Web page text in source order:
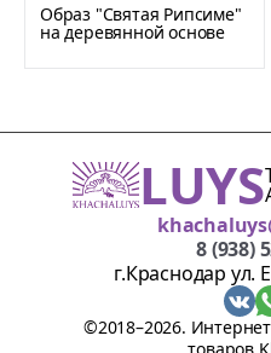
Образ "Святая Рипсиме"
на деревянной основе
LUYS
8 (938)
г.Краснодар ул.
©2018–2026.